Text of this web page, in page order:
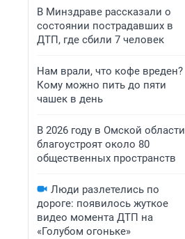
В Минздраве рассказали о
состоянии пострадавших в
ДТП, где сбили 7 человек
Нам врали, что кофе вреден?
Кому можно пить до пяти
чашек в день
В 2026 году в Омской области
благоустроят около 80
общественных пространств
Люди разлетелись по
дороге: появилось жуткое
видео момента ДТП на
«Голубом огоньке»